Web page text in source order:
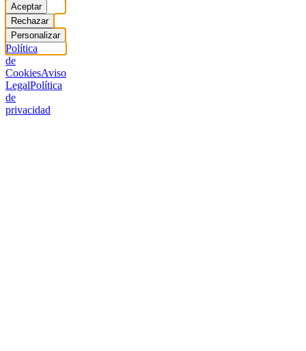
Aceptar
Rechazar
Personalizar
Política
de
CookiesAviso
LegalPolítica
de
privacidad